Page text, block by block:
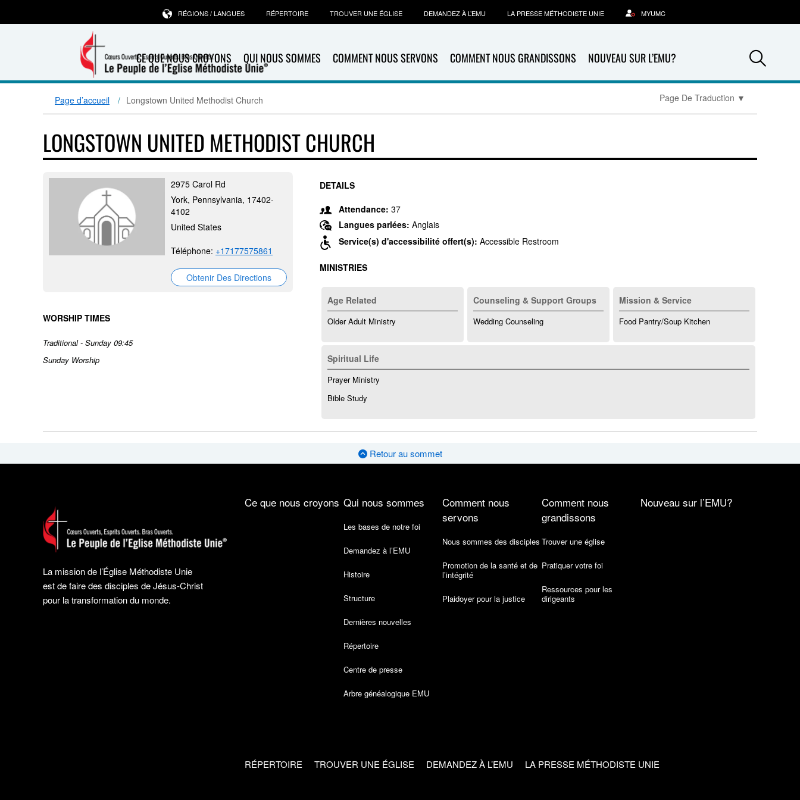
CE QUE NOUS CROYONS QUI NOUS SOMMES COMMENT NOUS SERVONS COMMENT NOUS GRANDISSONS NOUVEAU SUR L’EMU?
RÉGIONS / LANGUES RÉPERTOIRE TROUVER UNE ÉGLISE DEMANDEZ À L’EMU LA PRESSE MÉTHODISTE UNIE MYUMC
Page d’accueil Longstown United Methodist Church Page De Traduction ▼
LONGSTOWN UNITED METHODIST CHURCH
2975 Carol Rd
York, Pennsylvania, 17402-
4102
United States
Téléphone: +17177575861
Obtenir Des Directions
WORSHIP TIMES
Traditional - Sunday 09:45
Sunday Worship
DETAILS
Attendance: 37
Langues parlées: Anglais
Service(s) d'accessibilité offert(s): Accessible Restroom
MINISTRIES
Age Related
Older Adult Ministry
Counseling & Support Groups
Wedding Counseling
Mission & Service
Food Pantry/Soup Kitchen
Spiritual Life
Prayer Ministry
Bible Study
Retour au sommet
La mission de l’Église Méthodiste Unie
est de faire des disciples de Jésus-Christ
pour la transformation du monde.
Ce que nous croyons Qui nous sommes
Les bases de notre foi
Demandez à l’EMU
Histoire
Structure
Dernières nouvelles
Répertoire
Centre de presse
Arbre généalogique EMU
Comment nous
servons
Nous sommes des disciples
Promotion de la santé et de
l’intégrité
Plaidoyer pour la justice
Comment nous
grandissons
Trouver une église
Pratiquer votre foi
Ressources pour les
dirigeants
Nouveau sur l’EMU?
RÉPERTOIRE TROUVER UNE ÉGLISE DEMANDEZ À L’EMU LA PRESSE MÉTHODISTE UNIE